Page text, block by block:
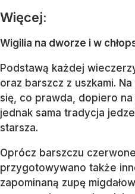
Więcej:
Wigilia na dworze i w
Podstawą każdej
oraz barszcz z uszkami.
się, co prawda, dopiero na
jednak sama tradycja
starsza.
Oprócz barszczu
przygotowywano także
zapominaną zupę